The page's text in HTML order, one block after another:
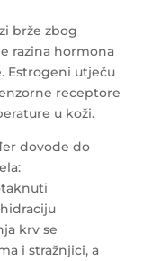
brže zbog
razina hormona
Estrogeni utječu
receptore
u koži.
dovode do
krv se
i stražnjici, a